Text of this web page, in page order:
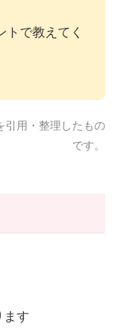
トで教えてく
引用・整理したもの
です。
ます